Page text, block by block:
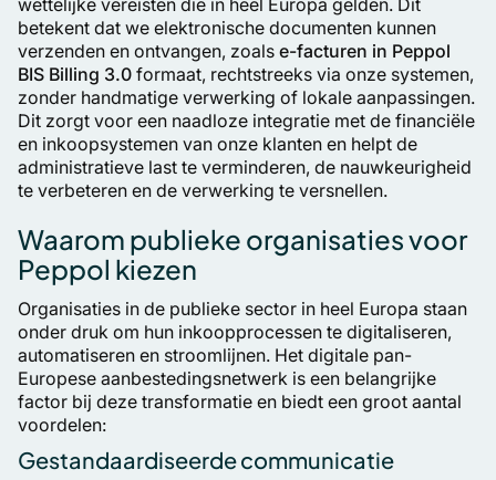
wettelijke vereisten die in heel Europa gelden. Dit
betekent dat we elektronische documenten kunnen
verzenden en ontvangen, zoals e-facturen in Peppol
BIS Billing 3.0 formaat, rechtstreeks via onze systemen,
zonder handmatige verwerking of lokale aanpassingen.
Dit zorgt voor een naadloze integratie met de financiële
en inkoopsystemen van onze klanten en helpt de
administratieve last te verminderen, de nauwkeurigheid
te verbeteren en de verwerking te versnellen.
Waarom publieke organisaties voor
Peppol kiezen
Organisaties in de publieke sector in heel Europa staan
onder druk om hun inkoopprocessen te digitaliseren,
automatiseren en stroomlijnen. Het digitale pan-
Europese aanbestedingsnetwerk is een belangrijke
factor bij deze transformatie en biedt een groot aantal
voordelen:
Gestandaardiseerde communicatie